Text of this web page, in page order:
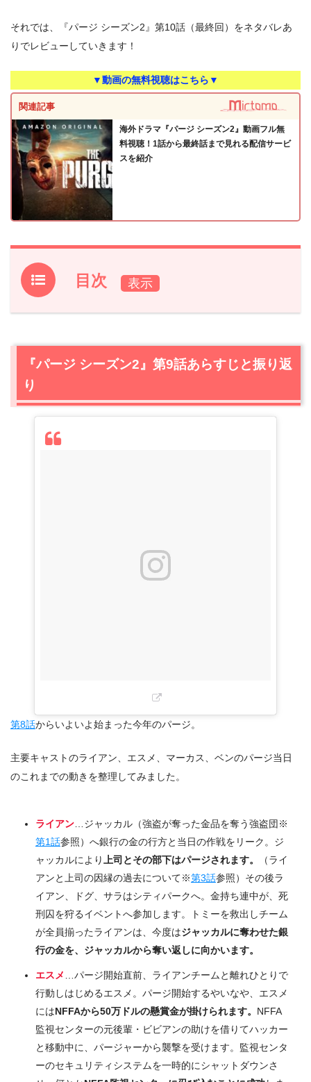
それでは、『パージ シーズン2』第10話（最終回）をネタバレあ
りでレビューしていきます！
▼動画の無料視聴はこちら▼
関連記事
海外ドラマ『パージ シーズン2』動画フル無
料視聴！1話から最終話まで見れる配信サービ
スを紹介
目次
1.『パージ シーズン2』第9話あらすじと振り返り
らすじ・感想
2.4
2.5
『パージ シーズン2』第9話あらすじと振り返
り
第8話からいよいよ始まった今年のパージ。
主要キャストのライアン、エスメ、マーカス、ベンのパージ当日
のこれまでの動きを整理してみました。
ライアン …ジャッカル（強盗が奪った金品を奪う強盗団※
第1話参照）へ銀行の金の行方と当日の作戦をリーク。ジ
ャッカルにより
上司とその部下はパージされます。
（ライ
アンと上司の因縁の過去について※第3話参照）その後ラ
イアン、ドグ、サラはシティパークへ。金持ち連中が、死
刑囚を狩るイベントへ参加します。トミーを救出しチーム
が全員揃ったライアンは、今度はジャッカルに奪わせた銀
行の金を、ジャッカルから奪い返しに向かいます。
エスメ
…パージ開始直前、ライアンチームと離れひとりで
行動しはじめるエスメ。パージ開始するやいなや、エスメ
にはNFFAから50万ドルの懸賞金が掛けられます。 NFFA
監視センターの元後輩・ビビアンの助けを借りてハッカー
と移動中に、パージャーから襲撃を受けます。監視センタ
ーのセキュリティシステムを一時的にシャットダウンさ